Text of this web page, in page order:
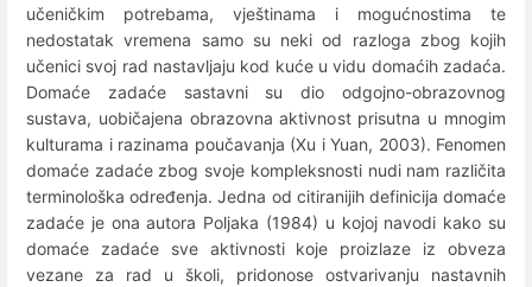
učeničkim potrebama, vještinama i mogućnostima te
nedostatak vremena samo su neki od razloga zbog kojih
učenici svoj rad nastavljaju kod kuće u vidu domaćih zadaća.
Domaće zadaće sastavni su dio odgojno-obrazovnog
sustava, uobičajena obrazovna aktivnost prisutna u mnogim
kulturama i razinama poučavanja (Xu i Yuan, 2003). Fenomen
domaće zadaće zbog svoje kompleksnosti nudi nam različita
terminološka određenja. Jedna od citiranijih definicija domaće
zadaće je ona autora Poljaka (1984) u kojoj navodi kako su
domaće zadaće sve aktivnosti koje proizlaze iz obveza
vezane za rad u školi, pridonose ostvarivanju nastavnih